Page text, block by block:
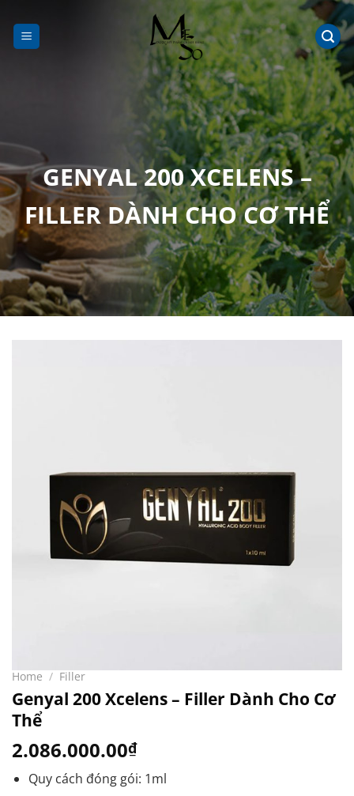
đến
nội
GENYAL 200 XCELENS –
FILLER DÀNH CHO CƠ THỂ
Home / Filler
Genyal 200 Xcelens – Filler Dành Cho Cơ
Thể
2.086.000.00₫
Quy cách đóng gói: 1ml